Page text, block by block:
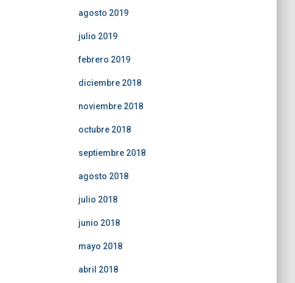
agosto 2019
julio 2019
febrero 2019
diciembre 2018
noviembre 2018
octubre 2018
septiembre 2018
agosto 2018
julio 2018
junio 2018
mayo 2018
abril 2018